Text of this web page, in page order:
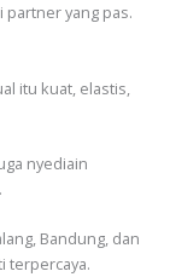
partner yang pas.
itu kuat, elastis,
nyediain
Bandung, dan
terpercaya.